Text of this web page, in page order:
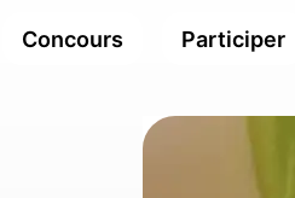
Concours Participer